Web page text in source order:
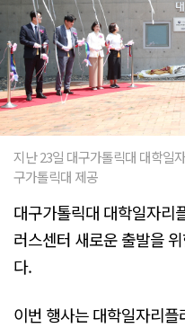
지난 23일 대구가톨릭대 대학일
구가톨릭대 제공
대구가톨릭대 대학일자리
러스센터 새로운 출발을
다.
이번 행사는 대학일자리